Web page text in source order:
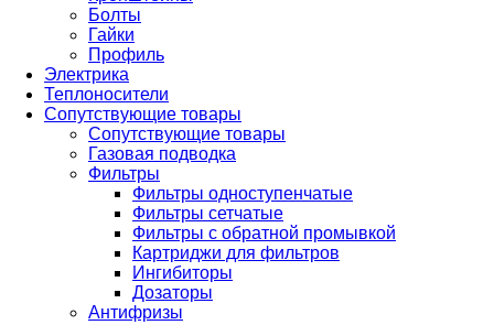
Болты
Гайки
Профиль
Электрика
Теплоносители
Сопутствующие товары
Сопутствующие товары
Газовая подводка
Фильтры
Фильтры одноступенчатые
Фильтры сетчатые
Фильтры с обратной промывкой
Картриджи для фильтров
Ингибиторы
Дозаторы
Антифризы